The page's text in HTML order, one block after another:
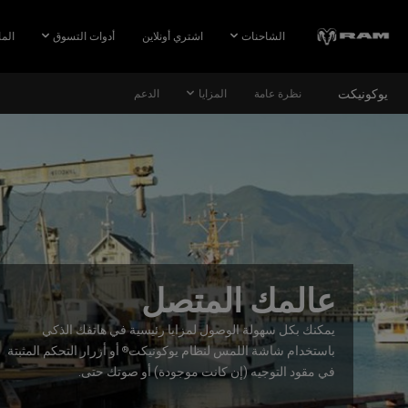
Main
Content
الشاحنات اشتري أونلاين أدوات التسوق
يوكونيكت نظرة عامة المزايا الدعم
عالمك المتصل
يمكنك بكل سهولة الوصول لمزايا رئيسية في هاتفك الذكي
باستخدام شاشة اللمس لنظام يوكونيكت® أو أزرار التحكم المثبتة
في مقود التوجيه (إن كانت موجودة) أو صوتك حتى.